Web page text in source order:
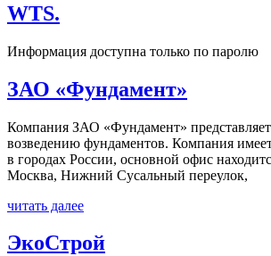
WTS.
Информация доступна только по паролю
ЗАО «Фундамент»
Компания ЗАО «Фундамент»
возведению фундаментов. Компания имеет
в городах России, основной офис
Москва, Нижний Сусальный переулок,
читать далее
ЭкоСтрой